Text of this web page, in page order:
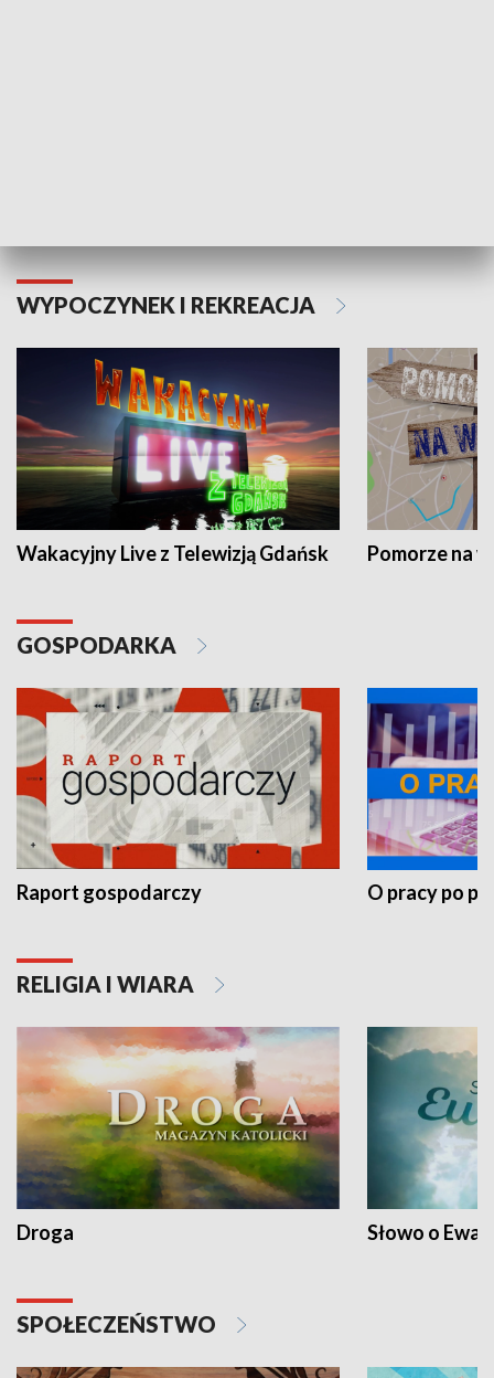
WYPOCZYNEK I REKREACJA
Wakacyjny Live z Telewizją Gdańsk Pomorze na
GOSPODARKA
Raport gospodarczy O pracy po
RELIGIA I WIARA
Droga Słowo o
SPOŁECZEŃSTWO